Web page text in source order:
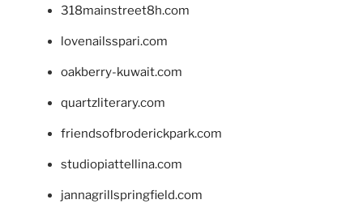
318mainstreet8h.com
lovenailsspari.com
oakberry-kuwait.com
quartzliterary.com
friendsofbroderickpark.com
studiopiattellina.com
jannagrillspringfield.com